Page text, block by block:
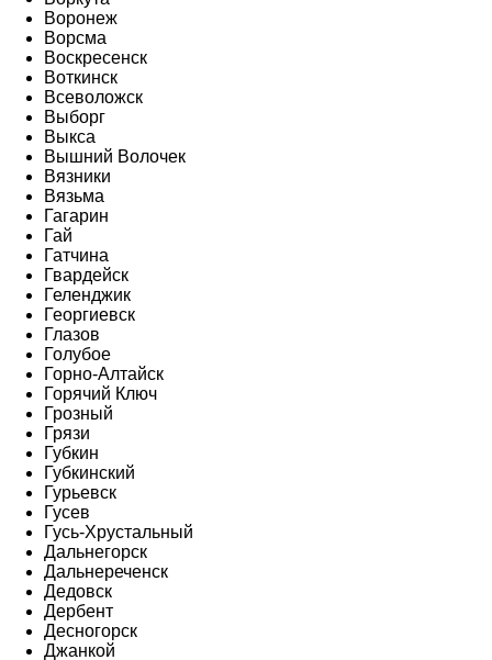
Воронеж
Ворсма
Воскресенск
Воткинск
Всеволожск
Выборг
Выкса
Вышний Волочек
Вязники
Вязьма
Гагарин
Гай
Гатчина
Гвардейск
Геленджик
Георгиевск
Глазов
Голубое
Горно-Алтайск
Горячий Ключ
Грозный
Грязи
Губкин
Губкинский
Гурьевск
Гусев
Гусь-Хрустальный
Дальнегорск
Дальнереченск
Дедовск
Дербент
Десногорск
Джанкой